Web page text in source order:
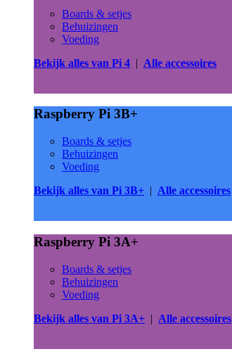
Boards & setjes
Behuizingen
Voeding
Bekijk alles van Pi 4 | Alle accessoires
Raspberry Pi 3B+
Boards & setjes
Behuizingen
Voeding
Bekijk alles van Pi 3B+ | Alle accessoires
Raspberry Pi 3A+
Boards & setjes
Behuizingen
Voeding
Bekijk alles van Pi 3A+ | Alle accessoires